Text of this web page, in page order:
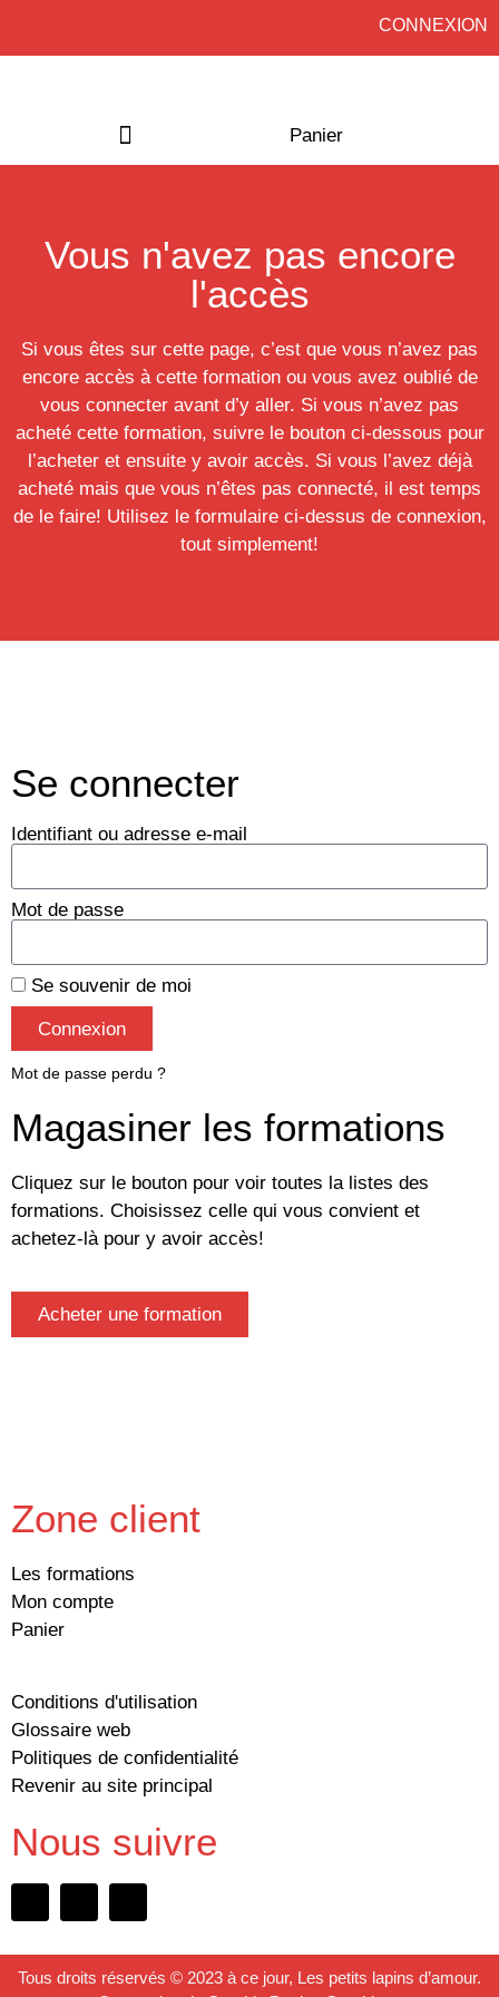
CONNEXION
Panier
Vous n'avez pas encore
l'accès
Si vous êtes sur cette page, c’est que vous n’avez pas
encore accès à cette formation ou vous avez oublié de
vous connecter avant d’y aller. Si vous n’avez pas
acheté cette formation, suivre le bouton ci-dessous pour
l’acheter et ensuite y avoir accès. Si vous l’avez déjà
acheté mais que vous n’êtes pas connecté, il est temps
de le faire! Utilisez le formulaire ci-dessus de connexion,
tout simplement!
Se connecter
Identifiant ou adresse e-mail
Mot de passe
Se souvenir de moi
Connexion
Mot de passe perdu ?
Magasiner les formations
Cliquez sur le bouton pour voir toutes la listes des
formations. Choisissez celle qui vous convient et
achetez-là pour y avoir accès!
Acheter une formation
Zone client
Les formations
Mon compte
Panier
Conditions d'utilisation
Glossaire web
Politiques de confidentialité
Revenir au site principal
Nous suivre
Tous droits réservés © 2023 à ce jour, Les petits lapins d’amour.